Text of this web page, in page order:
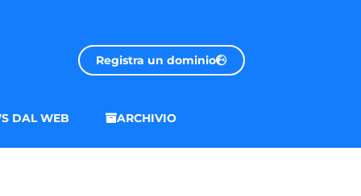
Registra un dominio
DAL WEB ARCHIVIO